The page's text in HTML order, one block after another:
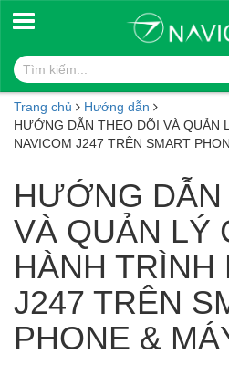
Trang chủ
Hướng dẫn
HƯỚNG DẪN THEO DÕI VÀ QUẢN
NAVICOM J247 TRÊN SMART
HƯỚNG DẪN
VÀ QUẢN LÝ
HÀNH TRÌNH
J247 TRÊN
PHONE &